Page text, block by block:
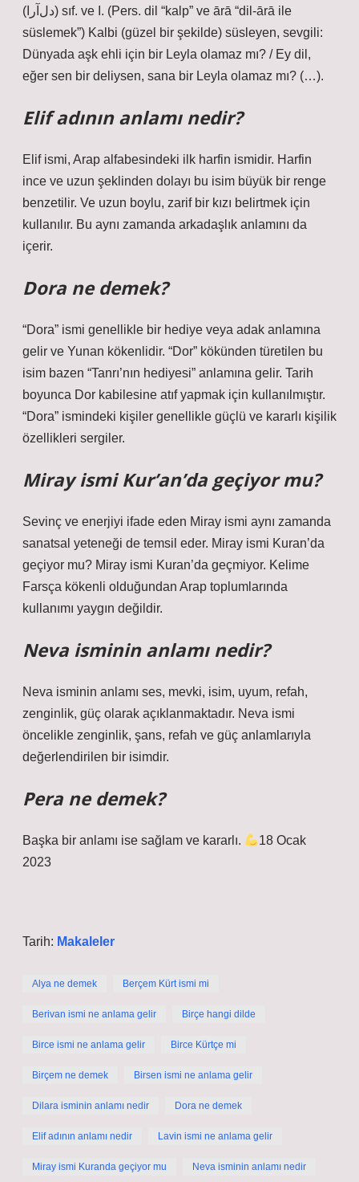
(ﺩﻝﺁﺭﺍ) sıf. ve I. (Pers. dil “kalp” ve ārā “dil-ārā ile
süslemek”) Kalbi (güzel bir şekilde) süsleyen, sevgili:
Dünyada aşk ehli için bir Leyla olamaz mı? / Ey dil,
eğer sen bir deliysen, sana bir Leyla olamaz mı? (…).
Elif adının anlamı nedir?
Elif ismi, Arap alfabesindeki ilk harfin ismidir. Harfin
ince ve uzun şeklinden dolayı bu isim büyük bir renge
benzetilir. Ve uzun boylu, zarif bir kızı belirtmek için
kullanılır. Bu aynı zamanda arkadaşlık anlamını da
içerir.
Dora ne demek?
“Dora” ismi genellikle bir hediye veya adak anlamına
gelir ve Yunan kökenlidir. “Dor” kökünden türetilen bu
isim bazen “Tanrı’nın hediyesi” anlamına gelir. Tarih
boyunca Dor kabilesine atıf yapmak için kullanılmıştır.
“Dora” ismindeki kişiler genellikle güçlü ve kararlı kişilik
özellikleri sergiler.
Miray ismi Kur’an’da geçiyor mu?
Sevinç ve enerjiyi ifade eden Miray ismi aynı zamanda
sanatsal yeteneği de temsil eder. Miray ismi Kuran’da
geçiyor mu? Miray ismi Kuran’da geçmiyor. Kelime
Farsça kökenli olduğundan Arap toplumlarında
kullanımı yaygın değildir.
Neva isminin anlamı nedir?
Neva isminin anlamı ses, mevki, isim, uyum, refah,
zenginlik, güç olarak açıklanmaktadır. Neva ismi
öncelikle zenginlik, şans, refah ve güç anlamlarıyla
değerlendirilen bir isimdir.
Pera ne demek?
Başka bir anlamı ise sağlam ve kararlı.
18 Ocak
2023
Tarih: Makaleler
Alya ne demek Berçem Kürt ismi mi
Berivan ismi ne anlama gelir Birçe hangi dilde
Birce ismi ne anlama gelir Birce Kürtçe mi
Birçem ne demek Birsen ismi ne anlama gelir
Dilara isminin anlamı nedir Dora ne demek
Elif adının anlamı nedir Lavin ismi ne anlama gelir
Miray ismi Kuranda geçiyor mu Neva isminin anlamı nedir